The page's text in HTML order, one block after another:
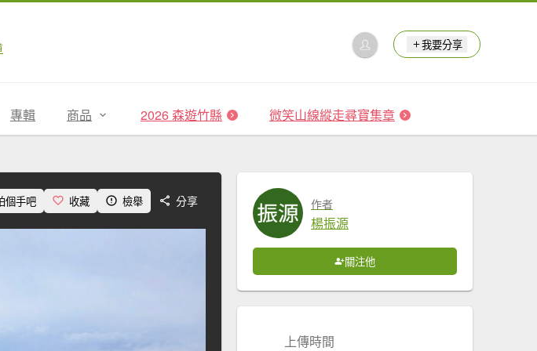
我要分享
專輯 商品 2026 森遊竹縣 微笑山線縱走尋寶集章
個手吧 收藏 檢舉 分享 作者
楊振源
關注他
上傳時間